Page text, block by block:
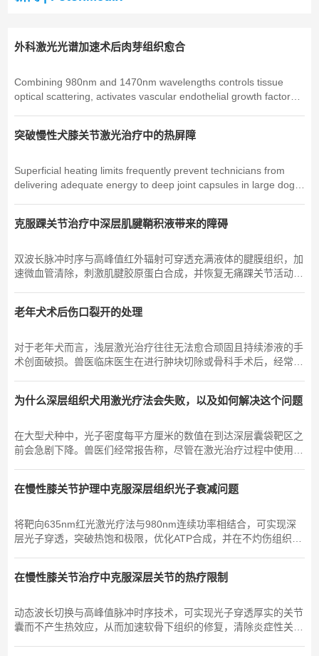
外科激光光谱加速术后肉芽组织愈合
Combining 980nm and 1470nm wavelengths controls tissue
optical scattering, activates vascular endothelial growth factor
healin...
突破慢性犬膝关节激光治疗中的热屏障
Superficial heating limits frequently prevent technicians from
delivering adequate energy to deep joint capsules in large dogs.
克服踝关节治疗中深层肌腱鞘积液带来的障碍
双波长脉冲时序与高峰值红外辐射可穿透充满液体的腱膜组织，加
速微血管清除，刺激肌腱胶原蛋白合成，并恢复无痛踝关节活动范
老年犬术后伤口裂开的处理
对于老年犬而言，浅层激光治疗往往无法愈合顽固且持续渗液的手
术创面破损。兽医临床医生在进行肿块切除或骨科手术后，经常会
为什么深层组织犬用激光疗法会失败，以及如何解决这个问题
在大型犬种中，光子密度每平方厘米的数值在到达深层囊袋靶区之
前会急剧下降。兽医们经常报告称，尽管在激光治疗过程中使用了
在慢性膝关节护理中克服深层组织光子衰减问题
将靶向635nm红光激光疗法与980nm连续功率相结合，可实现深
层光子穿透，突破热饱和极限，优化ATP合成，并在不灼伤组织的
在慢性膝关节治疗中克服深层关节的热疗限制
动态波长切换与高峰值脉冲时序技术，可实现光子穿透厚实的关节
囊而不产生热效应，从而加速软骨下组织的修复，清除炎症性关节